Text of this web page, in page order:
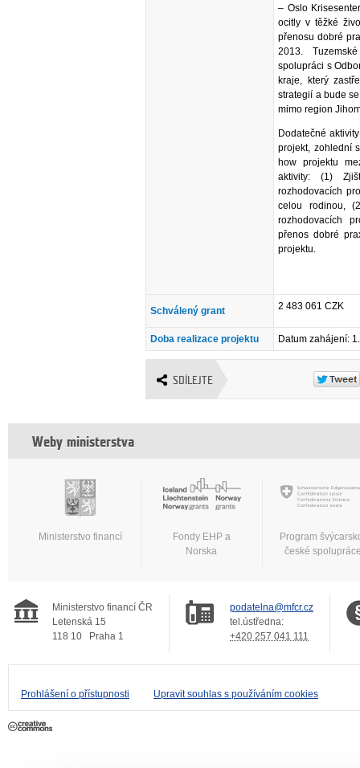
– Oslo
ocitly v těžké
přenosu dobré
2013.
spolupráci s
kraje, který
strategií a bude
mimo region
Dodatečné
projekt, zohlední
how projektu
aktivity: (1)
rozhodovacích
celou rodinou,
rozhodovacích
přenos dobré
projektu.
Schválený grant 2 483 061 CZK
Doba realizace projektu Datum zahájení:
SDÍLEJTE
Weby ministerstva
Ministerstvo financí
Fondy EHP a
Norska
Program
české
Ministerstvo financí ČR
Letenská 15
118 10
Praha 1
podatelna@mfcr.cz
tel.ústředna:
+420 257 041 111
Prohlášení o přístupnosti Upravit souhlas s používáním cookies